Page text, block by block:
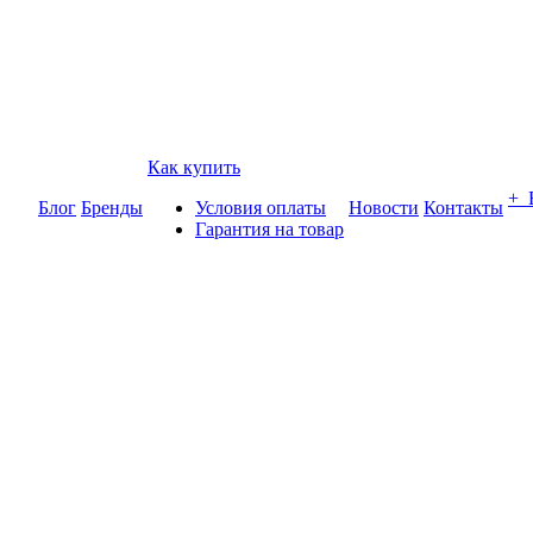
Блог Бренды
Как купить
Условия оплаты
Гарантия на товар
Новости Контакты +